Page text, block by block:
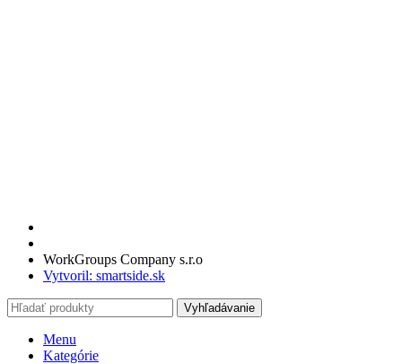
WorkGroups Company s.r.o
Vytvoril: smartside.sk
Vyhľadávanie
Menu
Kategórie